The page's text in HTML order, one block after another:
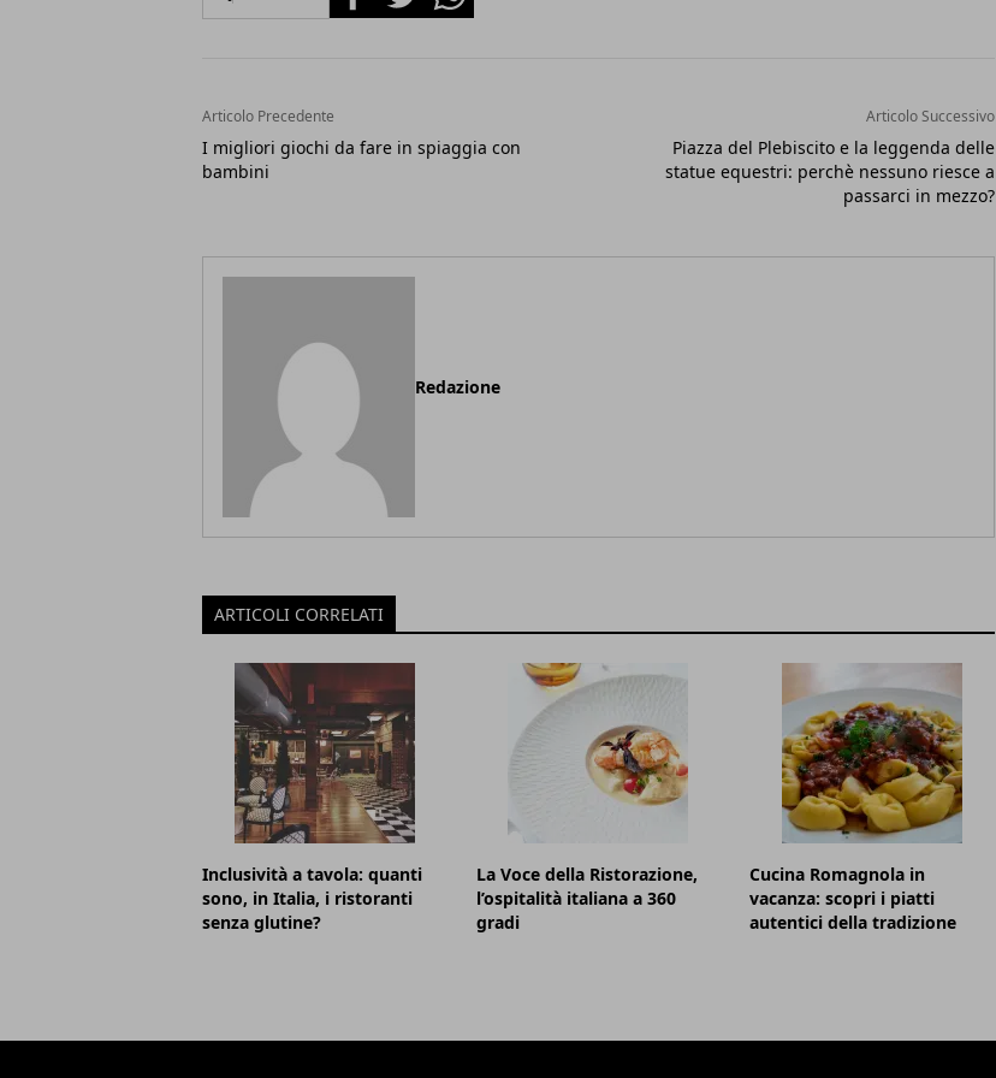
Articolo Precedente
I migliori giochi da fare in spiaggia con
bambini
Articolo Successivo
Piazza del Plebiscito e la leggenda delle
statue equestri: perchè nessuno riesce a
passarci in mezzo?
Redazione
ARTICOLI CORRELATI
Inclusività a tavola: quanti
sono, in Italia, i ristoranti
senza glutine?
La Voce della Ristorazione,
l’ospitalità italiana a 360
gradi
Cucina Romagnola in
vacanza: scopri i piatti
autentici della tradizione